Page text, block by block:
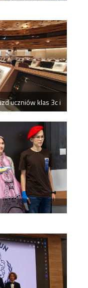
uczniów klas 3c i